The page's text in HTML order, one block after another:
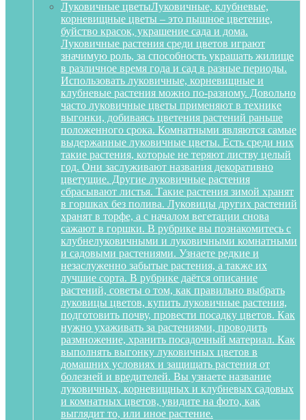
Луковичные цветыЛуковичные, клубневые,
корневищные цветы – это пышное цветение,
буйство красок, украшение сада и дома.
Луковичные растения среди цветов играют
значимую роль, за способность украшать жилище
в различное время года и сад в разные периоды.
Использовать луковичные, корневищные и
клубневые растения можно по-разному. Довольно
часто луковичные цветы применяют в технике
выгонки, добиваясь цветения растений раньше
положенного срока. Комнатными являются самые
выдержанные луковичные цветы. Есть среди них
такие растения, которые не теряют листву целый
год. Они заслуживают названия декоративно
цветущие. Другие луковичные растения
сбрасывают листья. Такие растения зимой хранят
в горшках без полива. Луковицы других растений
хранят в торфе, а с началом вегетации снова
сажают в горшки. В рубрике вы познакомитесь с
клубнелуковичными и луковичными комнатными
и садовыми растениями. Узнаете редкие и
незаслуженно забытые растения, а также их
лучшие сорта. В рубрике даётся описание
растений, советы о том, как правильно выбрать
луковицы цветов, купить луковичные растения,
подготовить почву, провести посадку цветов. Как
нужно ухаживать за растениями, проводить
размножение, хранить посадочный материал. Как
выполнять выгонку луковичных цветов в
домашних условиях и защищать растения от
болезней и вредителей. Вы узнаете название
луковичных, корневищных и клубневых садовых
и комнатных цветов, увидите на фото, как
выглядит то, или иное растение.